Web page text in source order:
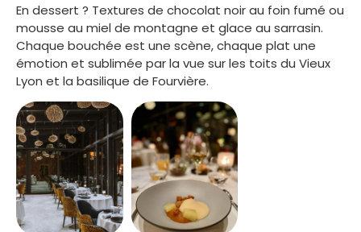
En dessert ? Textures de chocolat noir au foin fumé ou
mousse au miel de montagne et glace au sarrasin.
Chaque bouchée est une scène, chaque plat une
émotion et sublimée par la vue sur les toits du Vieux
Lyon et la basilique de Fourvière.